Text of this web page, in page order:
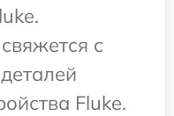
с
Fluke.